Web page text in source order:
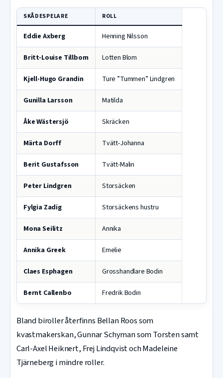
SKÅDESPELARE ROLL
Eddie Axberg Henning Nilsson
Britt-Louise Tillbom Lotten Blom
Kjell-Hugo Grandin Ture ”Tummen” Lindgren
Gunilla Larsson Matilda
Åke Wästersjö Skräcken
Märta Dorff Tvätt-Johanna
Berit Gustafsson Tvätt-Malin
Peter Lindgren Storsäcken
Fylgia Zadig Storsäckens hustru
Mona Seilitz Annika
Annika Greek Emelie
Claes Esphagen Grosshandlare Bodin
Bernt Callenbo Fredrik Bodin
Bland biroller återfinns Bellan Roos som
kvastmakerskan, Gunnar Schyman som Torsten samt
Carl-Axel Heiknert, Frej Lindqvist och Madeleine
Tjärneberg i mindre roller.